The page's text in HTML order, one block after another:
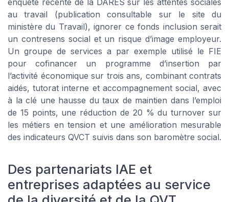
au travail (publication consultable sur le site du
ministère du Travail), ignorer ce fonds inclusion serait
un contresens social et un risque d’image employeur.
Un groupe de services a par exemple utilisé le FIE
pour cofinancer un programme d’insertion par
l’activité économique sur trois ans, combinant contrats
aidés, tutorat interne et accompagnement social, avec
à la clé une hausse du taux de maintien dans l’emploi
de 15 points, une réduction de 20 % du turnover sur
les métiers en tension et une amélioration mesurable
des indicateurs QVCT suivis dans son baromètre social.
Des partenariats IAE et
entreprises adaptées au service